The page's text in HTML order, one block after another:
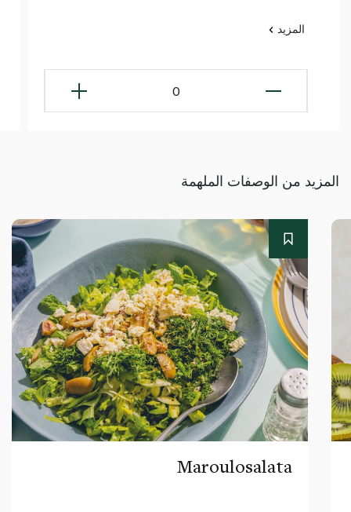
المزيد
0
المزيد من الوصفات الملهمة
Maroulosalata